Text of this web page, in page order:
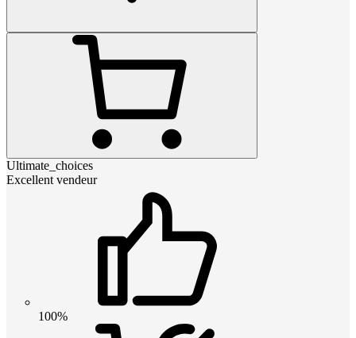
Ultimate_choices
Excellent vendeur
100%